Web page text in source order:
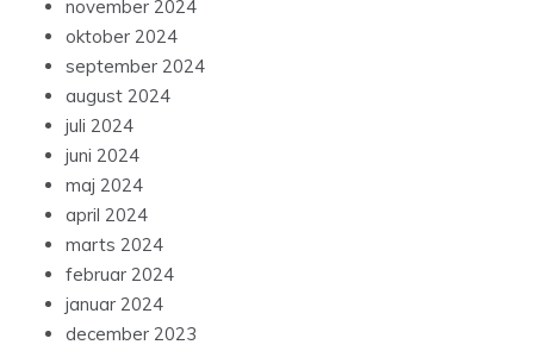
november 2024
oktober 2024
september 2024
august 2024
juli 2024
juni 2024
maj 2024
april 2024
marts 2024
februar 2024
januar 2024
december 2023